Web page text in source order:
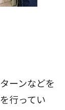
ーンなどを
行ってい